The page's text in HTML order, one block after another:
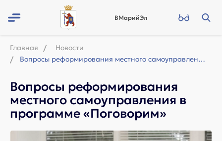
ВМарийЭл
Главная
Новости
Вопросы реформирования местного самоуправления в программе «Поговорим»
Вопросы реформирования
местного самоуправления в
программе «Поговорим»